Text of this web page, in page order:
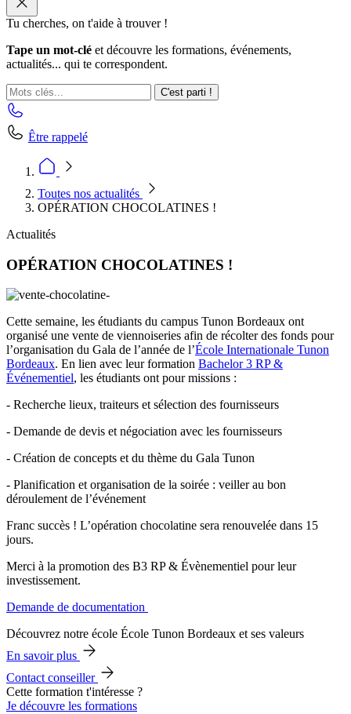
Tu cherches, on t'aide à trouver !
Tape un mot-clé et découvre les formations, événements,
actualités... qui te correspondent.
C'est parti !
Être rappelé
Toutes nos actualités
OPÉRATION CHOCOLATINES !
Actualités
OPÉRATION CHOCOLATINES !
Cette semaine, les étudiants du campus Tunon Bordeaux ont
organisé une vente de viennoiseries afin de récolter des fonds pour
l’organisation du Gala de l’année de l’École Internationale Tunon
Bordeaux. En lien avec leur formation Bachelor 3 RP &
Événementiel, les étudiants ont pour missions :
- Recherche lieux, traiteurs et sélection des fournisseurs
- Demande de devis et négociation avec les fournisseurs
- Création de concepts et du thème du Gala Tunon
- Planification et organisation de la soirée : veiller au bon
déroulement de l’événement
Franc succès ! L’opération chocolatine sera renouvelée dans 15
jours.
Merci à la promotion des B3 RP & Évènementiel pour leur
investissement.
Demande de documentation
Découvrez notre école École Tunon Bordeaux et ses valeurs
En savoir plus
Contact conseiller
Cette formation t'intéresse ?
Je découvre les formations